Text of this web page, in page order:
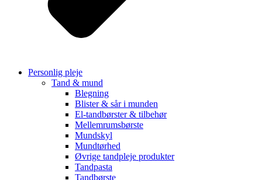
Personlig pleje
Tand & mund
Blegning
Blister & sår i munden
El-tandbørster & tilbehør
Mellemrumsbørste
Mundskyl
Mundtørhed
Øvrige tandpleje produkter
Tandpasta
Tandbørste